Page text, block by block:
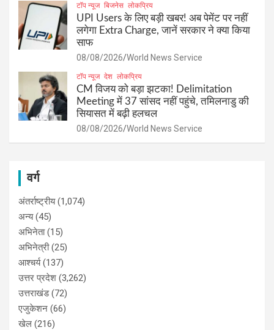
टॉप न्यूज बिजनेस लोकप्रिय
UPI Users के लिए बड़ी खबर! अब पेमेंट पर नहीं
लगेगा Extra Charge, जानें सरकार ने क्या किया
साफ
08/08/2026 World News Service
टॉप न्यूज देश लोकप्रिय
CM विजय को बड़ा झटका! Delimitation
Meeting में 37 सांसद नहीं पहुंचे, तमिलनाडु की
सियासत में बढ़ी हलचल
08/08/2026 World News Service
वर्ग
अंतर्राष्ट्रीय(1,074)
अन्य(45)
अभिनेता(15)
अभिनेत्री(25)
आश्चर्य(137)
उत्तर प्रदेश (3,262)
उत्तराखंड(72)
एजुकेशन (66)
खेल (216)